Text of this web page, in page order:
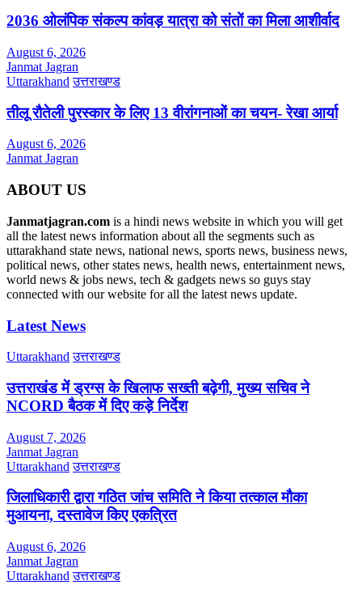
2036 ओलंपिक संकल्प कांवड़ यात्रा को संतों का मिला आशीर्वाद
August 6, 2026
Janmat Jagran
Uttarakhand उत्तराखण्ड
तीलू रौतेली पुरस्कार के लिए 13 वीरांगनाओं का चयन- रेखा आर्या
August 6, 2026
Janmat Jagran
ABOUT US
Janmatjagran.com is a hindi news website in which you will get
all the latest news information about all the segments such as
uttarakhand state news, national news, sports news, business news,
political news, other states news, health news, entertainment news,
world news & jobs news, tech & gadgets news so guys stay
connected with our website for all the latest news update.
Latest News
Uttarakhand उत्तराखण्ड
उत्तराखंड में ड्रग्स के खिलाफ सख्ती बढ़ेगी, मुख्य सचिव ने
NCORD बैठक में दिए कड़े निर्देश
August 7, 2026
Janmat Jagran
Uttarakhand उत्तराखण्ड
जिलाधिकारी द्वारा गठित जांच समिति ने किया तत्काल मौका
मुआयना, दस्तावेज किए एकत्रित
August 6, 2026
Janmat Jagran
Uttarakhand उत्तराखण्ड